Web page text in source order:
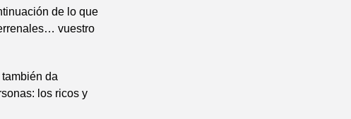
de lo que
vuestro
da
los ricos y